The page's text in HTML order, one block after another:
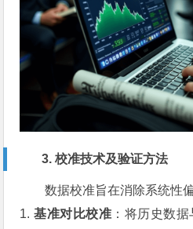
3. 校准技术及验证方法
数据校准旨在消除系统性
1. 基准对比校准 ：将历史数